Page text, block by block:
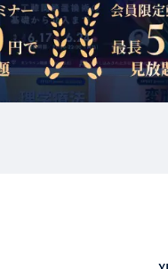
は以下の目的で利用するも
けあるいはセミナー企業向
するため